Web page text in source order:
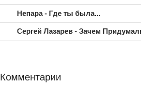
Непара - Где ты была...
Сергей Лазарев - Зачем
Комментарии